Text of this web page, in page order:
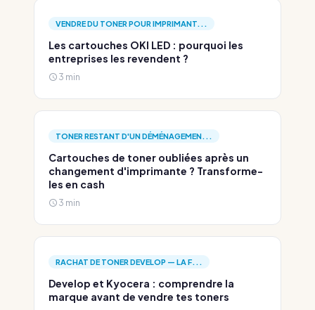
VENDRE DU TONER POUR IMPRIMANT...
Les cartouches OKI LED : pourquoi les
entreprises les revendent ?
3 min
TONER RESTANT D'UN DÉMÉNAGEMEN...
Cartouches de toner oubliées après un
changement d'imprimante ? Transforme-
les en cash
3 min
RACHAT DE TONER DEVELOP — LA F...
Develop et Kyocera : comprendre la
marque avant de vendre tes toners